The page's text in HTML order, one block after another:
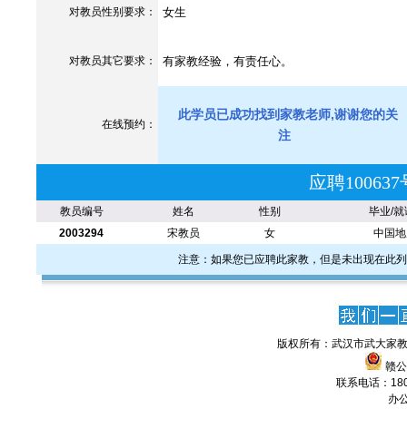
对教员性别要求： 女生
对教员其它要求： 有家教经验，有责任心。
在线预约：
此学员已成功找到家教老师,谢谢您的关
注
应聘
教员编号 姓名 性别
毕业/就
2003294
宋教员 女 中国
注意：如果您已应聘此家教，但是未出现在此
版权所有：武汉市武大家
赣
联系电话：
办